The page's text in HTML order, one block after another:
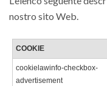
nostro sito Web.
COOKIE
cookielawinfo-checkbox-
advertisement